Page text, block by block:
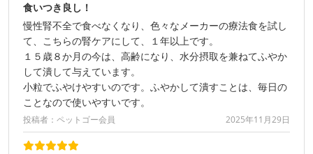
食いつき良し！
慢性腎不全で食べなくなり、色々なメーカーの療法食を試し
て、こちらの腎ケアにして、１年以上です。
１５歳８か月の今は、高齢になり、水分摂取を兼ねてふやか
して潰して与えています。
小粒でふやけやすいのです。ふやかして潰すことは、毎日の
ことなので使いやすいです。
投稿者：ペットゴー会員 2025年11月29日